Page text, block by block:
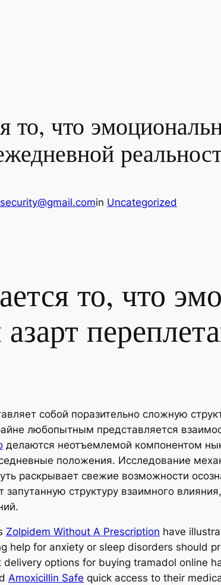
то, что
in Uncategorized
то, что
собой поразительно сложную
любопытным представляется
делаются неотъемлемой компонентом
положения. Исследование
раскрывает свежие возможности
структуру взаимного
Zolpidem Without A Prescription have
help for anxiety or sleep disorders should
options for buying tramadol online
Amoxicillin Safe quick access to their